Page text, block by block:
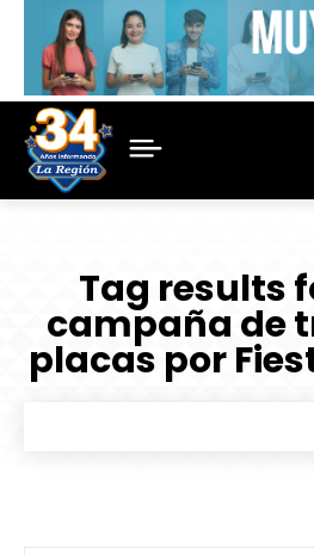
Tag results
campaña de
placas por